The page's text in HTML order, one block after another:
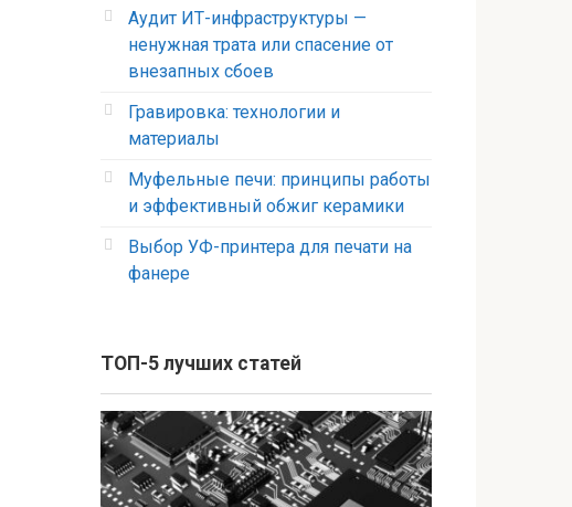
Аудит ИТ-инфраструктуры —
ненужная трата или спасение от
внезапных сбоев
Гравировка: технологии и
материалы
Муфельные печи: принципы работы
и эффективный обжиг керамики
Выбор УФ-принтера для печати на
фанере
ТОП-5 лучших статей